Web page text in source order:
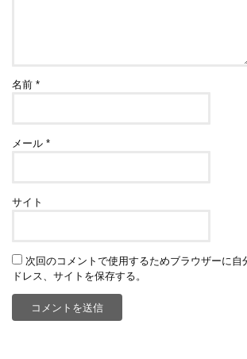
名前*
メール*
サイト
次回のコメントで使用するためブラウザーに自
ドレス、サイトを保存する。